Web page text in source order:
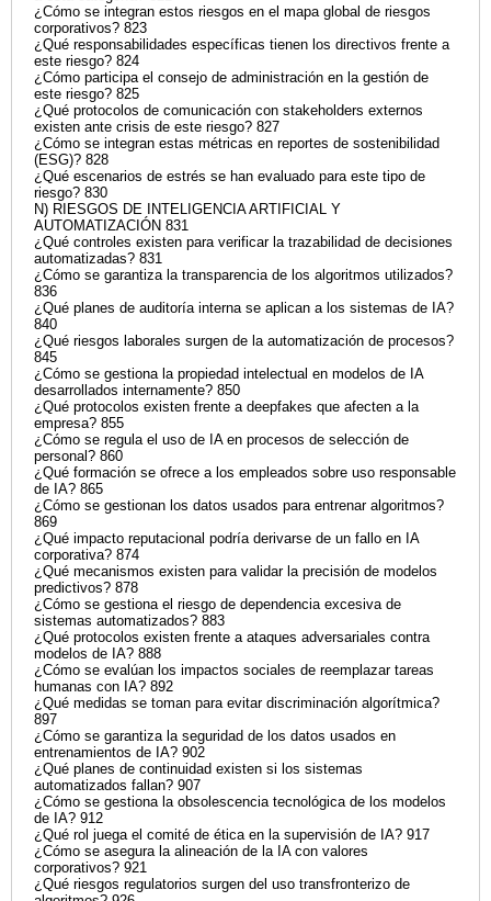
¿Cómo se integran estos riesgos en el mapa global de riesgos
corporativos? 823
¿Qué responsabilidades específicas tienen los directivos frente a
este riesgo? 824
¿Cómo participa el consejo de administración en la gestión de
este riesgo? 825
¿Qué protocolos de comunicación con stakeholders externos
existen ante crisis de este riesgo? 827
¿Cómo se integran estas métricas en reportes de sostenibilidad
(ESG)? 828
¿Qué escenarios de estrés se han evaluado para este tipo de
riesgo? 830
N) RIESGOS DE INTELIGENCIA ARTIFICIAL Y
AUTOMATIZACIÓN 831
¿Qué controles existen para verificar la trazabilidad de decisiones
automatizadas? 831
¿Cómo se garantiza la transparencia de los algoritmos utilizados?
836
¿Qué planes de auditoría interna se aplican a los sistemas de IA?
840
¿Qué riesgos laborales surgen de la automatización de procesos?
845
¿Cómo se gestiona la propiedad intelectual en modelos de IA
desarrollados internamente? 850
¿Qué protocolos existen frente a deepfakes que afecten a la
empresa? 855
¿Cómo se regula el uso de IA en procesos de selección de
personal? 860
¿Qué formación se ofrece a los empleados sobre uso responsable
de IA? 865
¿Cómo se gestionan los datos usados para entrenar algoritmos?
869
¿Qué impacto reputacional podría derivarse de un fallo en IA
corporativa? 874
¿Qué mecanismos existen para validar la precisión de modelos
predictivos? 878
¿Cómo se gestiona el riesgo de dependencia excesiva de
sistemas automatizados? 883
¿Qué protocolos existen frente a ataques adversariales contra
modelos de IA? 888
¿Cómo se evalúan los impactos sociales de reemplazar tareas
humanas con IA? 892
¿Qué medidas se toman para evitar discriminación algorítmica?
897
¿Cómo se garantiza la seguridad de los datos usados en
entrenamientos de IA? 902
¿Qué planes de continuidad existen si los sistemas
automatizados fallan? 907
¿Cómo se gestiona la obsolescencia tecnológica de los modelos
de IA? 912
¿Qué rol juega el comité de ética en la supervisión de IA? 917
¿Cómo se asegura la alineación de la IA con valores
corporativos? 921
¿Qué riesgos regulatorios surgen del uso transfronterizo de